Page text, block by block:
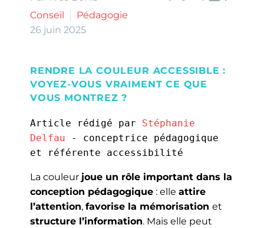
Conseil
Pédagogie
26 juin 2025
RENDRE LA COULEUR ACCESSIBLE :
VOYEZ-VOUS VRAIMENT CE QUE
VOUS MONTREZ ?
Article rédigé par Stéphanie
Delfau - conceptrice pédagogique
et référente accessibilité
La couleur joue un rôle important dans la
conception pédagogique : elle attire
l’attention, favorise la mémorisation et
structure l’information. Mais elle peut